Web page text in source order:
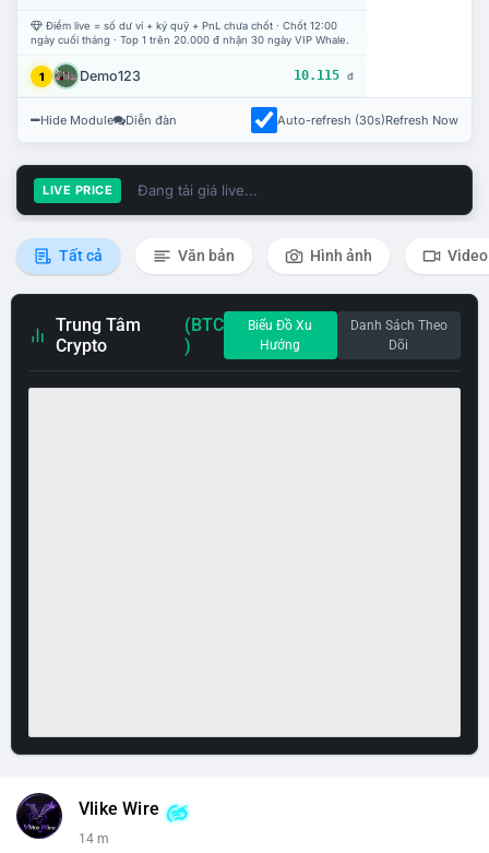
Điểm live = số dư ví + ký quỹ + PnL chưa chốt · Chốt 12:00
ngày cuối tháng · Top 1 trên 20.000 đ nhận 30 ngày VIP Whale.
1 Demo123 10.115 đ
Hide Module Diễn đàn Auto-refresh (30s)Refresh Now
LIVE PRICE Đang tải giá live...
Tất cả Văn bản Hình ảnh Video
Trung Tâm
Crypto
(BTC
)
Biểu Đồ Xu
Hướng
Danh Sách Theo
Dõi
Vlike Wire
14 m